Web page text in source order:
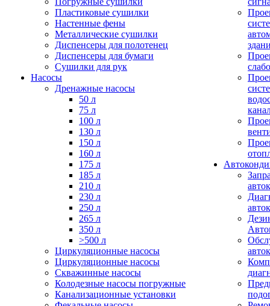
Пластиковые сушилки
Настенные фены
Металлические сушилки
Диспенсеры для полотенец
Диспенсеры для бумаги
Сушилки для рук
Насосы
Дренажные насосы
50 л
75 л
100 л
130 л
150 л
160 л
175 л
185 л
210 л
230 л
250 л
265 л
350 л
>500 л
Циркуляционные насосы
Циркуляционные насосы
Скважинные насосы
Колодезные насосы погружные
Канализационные установки